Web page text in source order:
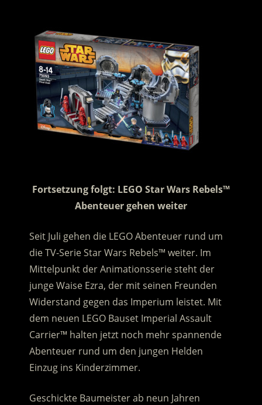
Fortsetzung folgt: LEGO Star Wars Rebels™
Abenteuer gehen weiter
Seit Juli gehen die LEGO Abenteuer rund um
die TV-Serie Star Wars Rebels™ weiter. Im
Mittelpunkt der Animationsserie steht der
junge Waise Ezra, der mit seinen Freunden
Widerstand gegen das Imperium leistet. Mit
dem neuen LEGO Bauset Imperial Assault
Carrier™ halten jetzt noch mehr spannende
Abenteuer rund um den jungen Helden
Einzug ins Kinderzimmer.
Geschickte Baumeister ab neun Jahren